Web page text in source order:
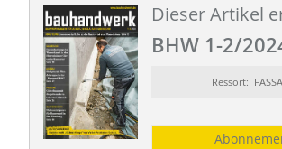
Dieser Artikel
BHW 1-2/
Ressort: